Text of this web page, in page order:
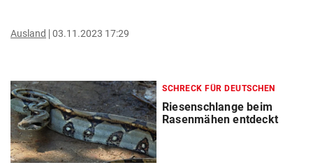
Ausland 03.11.2023 17:29
SCHRECK FÜR DEUTSCHEN
Riesenschlange beim
Rasenmähen entdeckt